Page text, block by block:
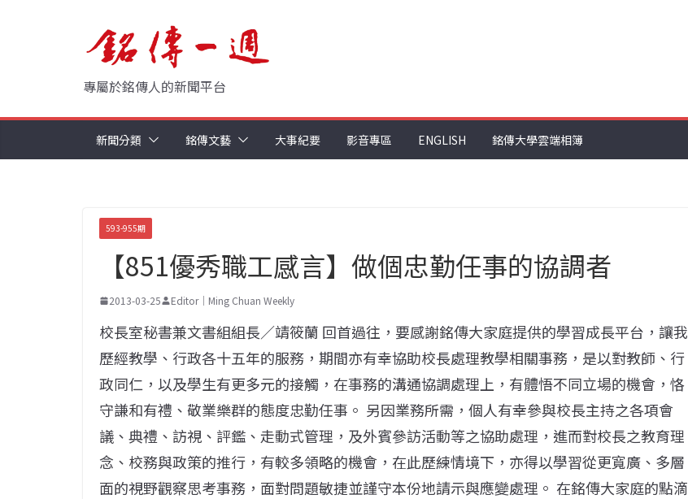
專屬於銘傳人的新聞平台
新聞分類 銘傳文藝 大事紀要 影音專區 ENGLISH 銘傳大學雲端相簿
593-955期
【851優秀職工感言】做個忠勤任事的協調者
2013-03-25 Editor｜Ming Chuan Weekly
校長室秘書兼文書組組長／靖筱蘭 回首過往，要感謝銘傳大家庭提供的學習成長平台，讓我
歷經教學、行政各十五年的服務，期間亦有幸協助校長處理教學相關事務，是以對教師、行
政同仁，以及學生有更多元的接觸，在事務的溝通協調處理上，有體悟不同立場的機會，恪
守謙和有禮、敬業樂群的態度忠勤任事。 另因業務所需，個人有幸參與校長主持之各項會
議、典禮、訪視、評鑑、走動式管理，及外賓參訪活動等之協助處理，進而對校長之教育理
念、校務與政策的推行，有較多領略的機會，在此歷練情境下，亦得以學習從更寬廣、多層
面的視野觀察思考事務，面對問題敏捷並謹守本份地請示與應變處理。 在銘傳大家庭的點滴